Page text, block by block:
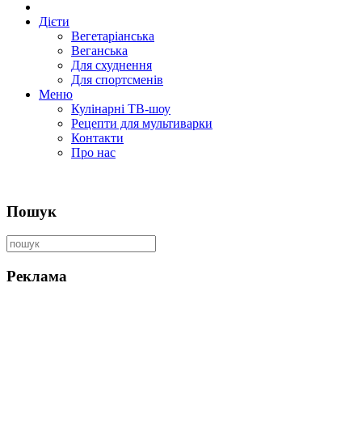
Дієти
Вегетаріанська
Веганська
Для схуднення
Для спортсменів
Меню
Кулінарні ТВ-шоу
Рецепти для мультиварки
Контакти
Про нас
Пошук
Реклама